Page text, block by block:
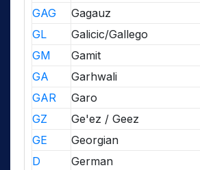
GAG
Gagauz
GL
Galicic/Gallego
GM
Gamit
GA
Garhwali
GAR
Garo
GZ
Ge'ez / Geez
GE
Georgian
D
German